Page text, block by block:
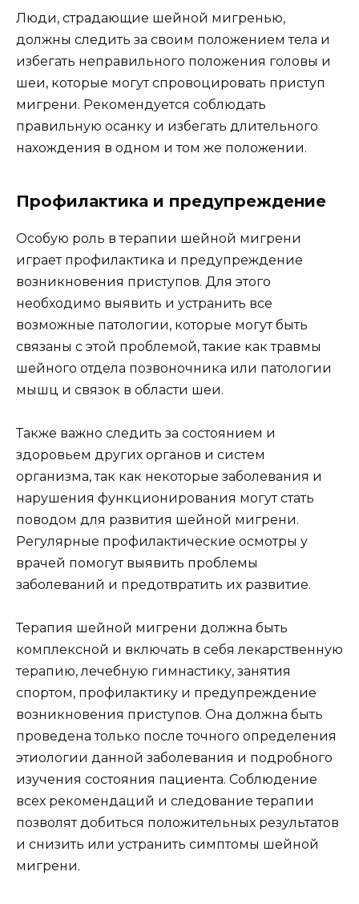
Люди, страдающие шейной мигренью,
должны следить за своим положением тела и
избегать неправильного положения головы и
шеи, которые могут спровоцировать приступ
мигрени. Рекомендуется соблюдать
правильную осанку и избегать длительного
нахождения в одном и том же положении.
Профилактика и предупреждение
Особую роль в терапии шейной мигрени
играет профилактика и предупреждение
возникновения приступов. Для этого
необходимо выявить и устранить все
возможные патологии, которые могут быть
связаны с этой проблемой, такие как травмы
шейного отдела позвоночника или патологии
мышц и связок в области шеи.
Также важно следить за состоянием и
здоровьем других органов и систем
организма, так как некоторые заболевания и
нарушения функционирования могут стать
поводом для развития шейной мигрени.
Регулярные профилактические осмотры у
врачей помогут выявить проблемы
заболеваний и предотвратить их развитие.
Терапия шейной мигрени должна быть
комплексной и включать в себя лекарственную
терапию, лечебную гимнастику, занятия
спортом, профилактику и предупреждение
возникновения приступов. Она должна быть
проведена только после точного определения
этиологии данной заболевания и подробного
изучения состояния пациента. Соблюдение
всех рекомендаций и следование терапии
позволят добиться положительных результатов
и снизить или устранить симптомы шейной
мигрени.